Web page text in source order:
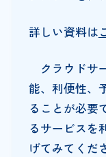
詳しい資料は
クラウドサ
能、利便性、
ることが必要
るサービスを
げてみてくだ